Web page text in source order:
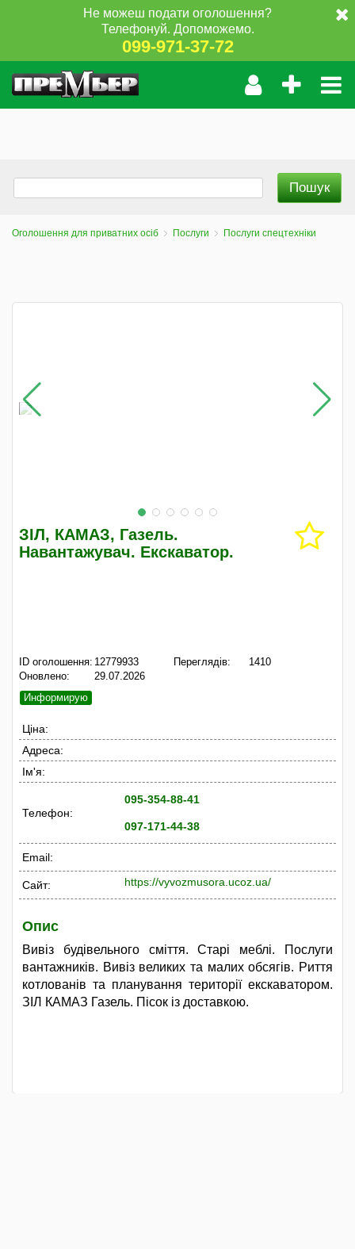
Не можеш подати оголошення?
Телефонуй. Допоможемо.
099-971-37-72
Оголошення для приватних осіб Послуги Послуги спецтехніки
ЗІЛ, КАМАЗ, Газель.
Навантажувач. Екскаватор.
ID оголошення: 12779933
Оновлено:
29.07.2026
Переглядів: 1410
Информирую
Ціна:
Адреса:
Ім'я:
Телефон:
095-354-88-41
097-171-44-38
Email:
Сайт: https://vyvozmusora.ucoz.ua/
Опис
Вивіз будівельного сміття. Старі меблі. Послуги
вантажників. Вивіз великих та малих обсягів. Риття
котлованів та планування території екскаватором.
ЗІЛ КАМАЗ Газель. Пісок із доставкою.